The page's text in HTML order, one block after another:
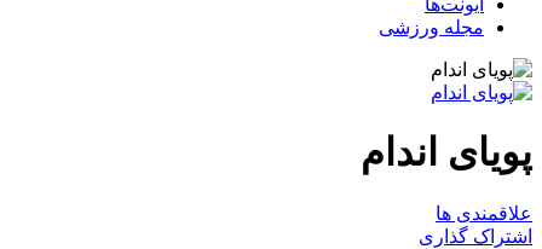
ایونت‌ها
مجله ورزشی
پویای اندام
علاقمندی ها
اشتراک گذاری